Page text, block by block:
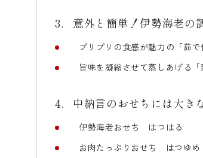
意外と簡単！伊勢海老の
プリプリの食感が魅力の「茹で
旨味を凝縮させて蒸しあげる「
中納言のおせちには大き
伊勢海老おせち はつはる
お肉たっぷりおせち はつゆめ